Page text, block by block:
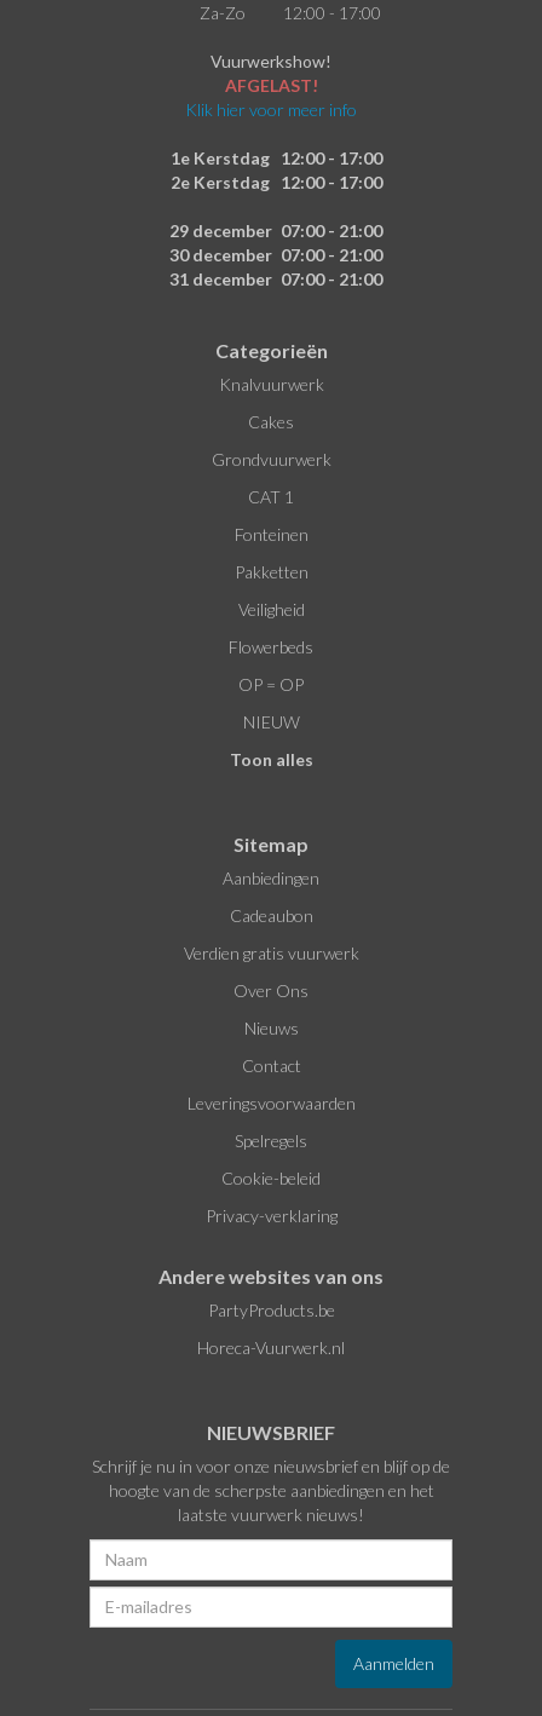
Za-Zo
12:00 - 17:00
Vuurwerkshow!
AFGELAST!
Klik hier voor meer info
1e Kerstdag 12:00 - 17:00
2e Kerstdag 12:00 - 17:00
29 december 07:00 - 21:00
30 december 07:00 - 21:00
31 december 07:00 - 21:00
Categorieën
Knalvuurwerk
Cakes
Grondvuurwerk
CAT 1
Fonteinen
Pakketten
Veiligheid
Flowerbeds
OP = OP
NIEUW
Toon alles
Sitemap
Aanbiedingen
Cadeaubon
Verdien gratis vuurwerk
Over Ons
Nieuws
Contact
Leveringsvoorwaarden
Spelregels
Cookie-beleid
Privacy-verklaring
Andere websites van ons
PartyProducts.be
Horeca-Vuurwerk.nl
NIEUWSBRIEF
Schrijf je nu in voor onze nieuwsbrief en blijf op de
hoogte van de scherpste aanbiedingen en het
laatste vuurwerk nieuws!